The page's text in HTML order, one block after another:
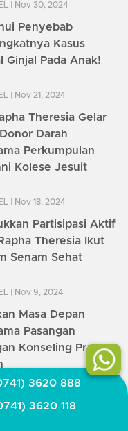
3620 888
3620 118
| Nov 30, 2024
Penyebab
Kasus
Ginjal Pada Anak!
| Nov 21, 2024
Theresia Gelar
Darah
Perkumpulan
Kolese Jesuit
| Nov 18, 2024
Partisipasi Aktif
Theresia Ikut
Senam Sehat
| Nov 9, 2024
Masa Depan
Pasangan
Konseling Pra-